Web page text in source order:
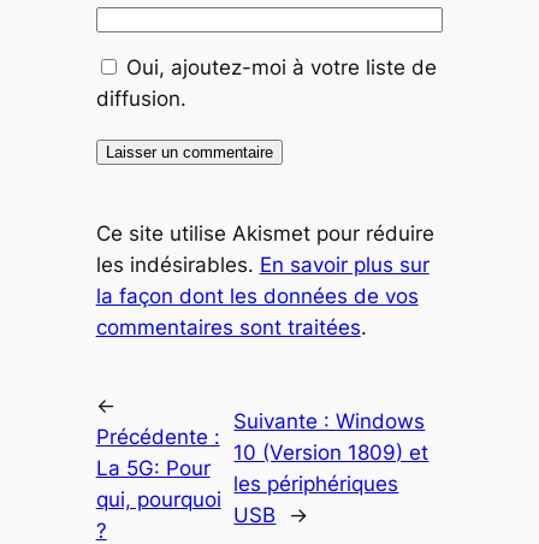
Oui, ajoutez-moi à votre liste de
diffusion.
Ce site utilise Akismet pour réduire
les indésirables. En savoir plus sur
la façon dont les données de vos
commentaires sont traitées.
←
Précédente :
La 5G: Pour
qui, pourquoi
?
Suivante :Windows
10 (Version 1809) et
les périphériques
USB
→